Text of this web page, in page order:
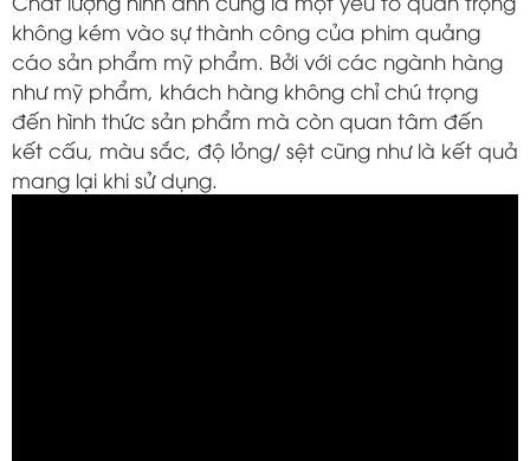
không kém vào sự thành công của phim quảng
cáo sản phẩm mỹ phẩm. Bởi với các ngành hàng
như mỹ phẩm, khách hàng không chỉ chú trọng
đến hình thức sản phẩm mà còn quan tâm đến
kết cấu, màu sắc, độ lỏng/ sệt cũng như là kết quả
mang lại khi sử dụng.